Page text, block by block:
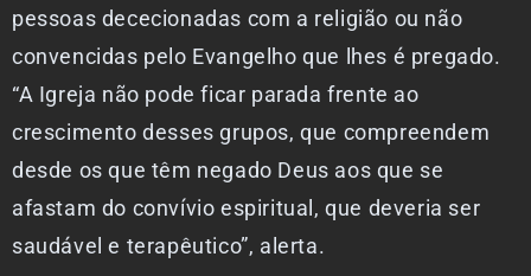
pessoas dececionadas com a religião ou não
convencidas pelo Evangelho que lhes é pregado.
“A Igreja não pode ficar parada frente ao
crescimento desses grupos, que compreendem
desde os que têm negado Deus aos que se
afastam do convívio espiritual, que deveria ser
saudável e terapêutico”, alerta.